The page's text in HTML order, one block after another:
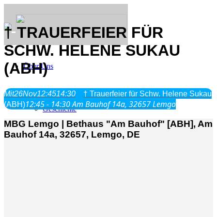
Über Uns
Was wir glauben
Jesus Christus
Geschichte
Neu hier
† TRAUERFEIER FÜR
SCHW. HELENE SUKAU
(ABH)
Mit26Nov12:4514:30
† Trauerfeier für Schw. Helene Sukau
(ABH)12:45 - 14:30Am Bauhof 14a, 32657 Lemgo
MBG Lemgo | Bethaus "Am Bauhof" [ABH], Am
Bauhof 14a, 32657, Lemgo, DE